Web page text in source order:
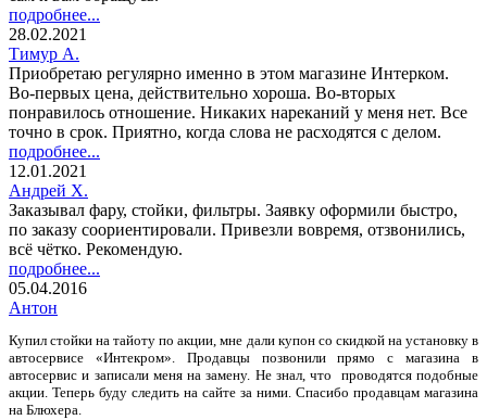
подробнее...
28.02.2021
Тимур А.
Приобретаю регулярно именно в этом магазине Интерком.
Во-первых цена, действительно хороша. Во-вторых
понравилось отношение. Никаких нареканий у меня нет. Все
точно в срок. Приятно, когда слова не расходятся с делом.
подробнее...
12.01.2021
Андрей Х.
Заказывал фару, стойки, фильтры. Заявку оформили быстро,
по заказу соориентировали. Привезли вовремя, отзвонились,
всё чётко. Рекомендую.
подробнее...
05.04.2016
Антон
Купил стойки на тайоту по акции, мне дали купон со скидкой на установку в
автосервисе «Интекром». Продавцы позвонили прямо с магазина в
автосервис и записали меня на замену. Не знал, что проводятся подобные
акции. Теперь буду следить на сайте за ними. Спасибо продавцам магазина
на Блюхера.